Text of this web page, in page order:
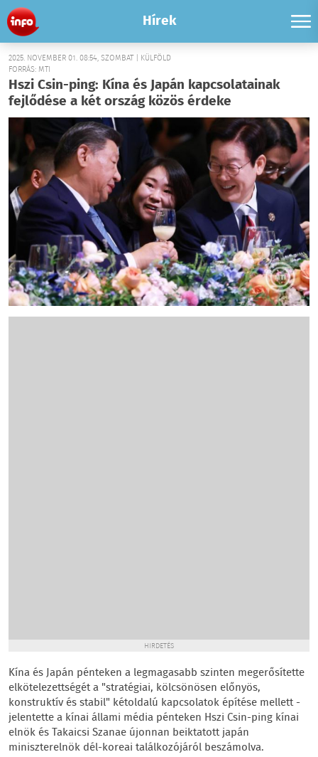
Hírek
2025. NOVEMBER 01. 08:54, SZOMBAT | KÜLFÖLD
FORRÁS: MTI
Hszi Csin-ping: Kína és Japán kapcsolatainak
fejlődése a két ország közös érdeke
HIRDETÉS
Kína és Japán pénteken a legmagasabb szinten megerősítette
elkötelezettségét a "stratégiai, kölcsönösen előnyös,
konstruktív és stabil" kétoldalú kapcsolatok építése mellett -
jelentette a kínai állami média pénteken Hszi Csin-ping kínai
elnök és Takaicsi Szanae újonnan beiktatott japán
miniszterelnök dél-koreai találkozójáról beszámolva.